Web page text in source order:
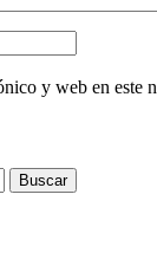
y web en este